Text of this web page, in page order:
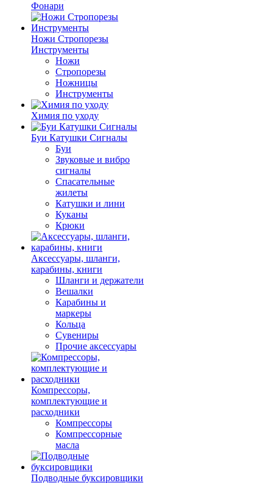
Фонари
Ножи Стропорезы
Инструменты
Ножи
Стропорезы
Ножницы
Инструменты
Химия по уходу
Буи Катушки Сигналы
Буи
Звуковые и вибро
сигналы
Спасательные
жилеты
Катушки и лини
Куканы
Крюки
Аксессуары, шланги,
карабины, книги
Шланги и держатели
Вешалки
Карабины и
маркеры
Кольца
Сувениры
Прочие аксессуары
Компрессоры,
комплектующие и
расходники
Компрессоры
Компрессорные
масла
Подводные буксировщики